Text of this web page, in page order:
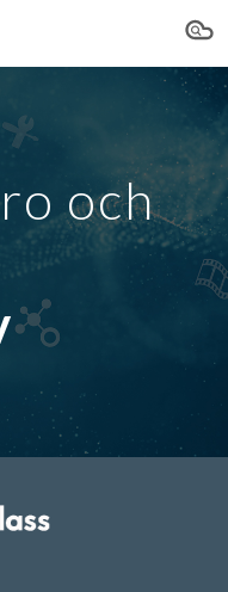
Skip to navigation
och